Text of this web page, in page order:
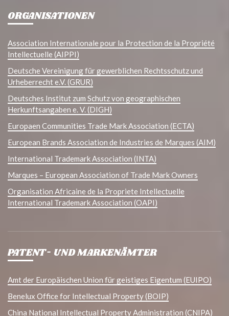
ORGANISATIONEN
Association Internationale pour la Protection de la Propriété
Intellectuelle (AIPPI)
Deutsche Vereinigung für gewerblichen Rechtsschutz und
Urheberrecht e.V. (GRUR)
Deutsches Institut zum Schutz von geographischen
Herkunftsangaben e. V. (DIGH)
Europaen Communities Trade Mark Association (ECTA)
European Brands Association de Industries de Marques (AIM)
International Trademark Association (INTA)
Marques – European Association of Trade Mark Owners
Organisation Africaine de la Propriete Intellectuelle
International Trademark Association (OAPI)
PATENT- UND MARKENÄMTER
Amt der Europäischen Union für geistiges Eigentum (EUIPO)
Benelux Office for Intellectual Property (BOIP)
China National Intellectual Property Administration (CNIPA)